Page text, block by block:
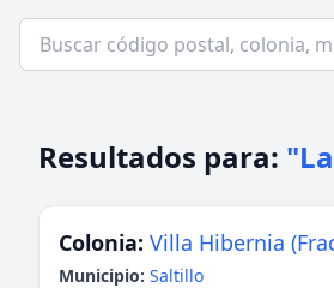
Resultados para:
Colonia: Villa Hibernia
Municipio: Saltillo